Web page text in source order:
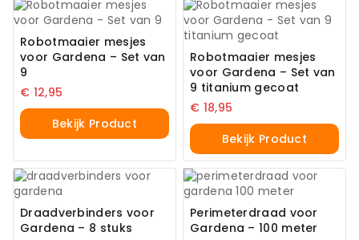
Robotmaaier mesjes
voor Gardena – Set van
9
€ 12,95
Bekijk Product
Robotmaaier mesjes
voor Gardena – Set van
9 titanium gecoat
€ 18,95
Bekijk Product
Draadverbinders voor
Gardena – 8 stuks
Perimeterdraad voor
Gardena – 100 meter